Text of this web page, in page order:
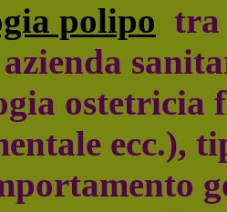
polipo tra
ostetricia
ecc.),